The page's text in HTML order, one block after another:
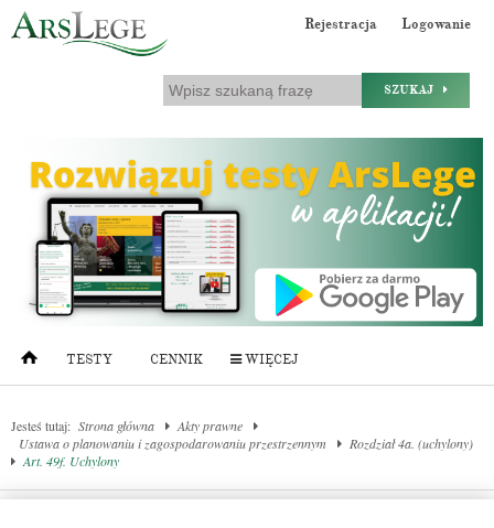
Rejestracja Logowanie
SZUKAJ
TESTY CENNIK WIĘCEJ
Jesteś tutaj: Strona główna
Akty prawne
Ustawa o planowaniu i zagospodarowaniu przestrzennym
Rozdział 4a. (uchylony)
Art. 49f. Uchylony